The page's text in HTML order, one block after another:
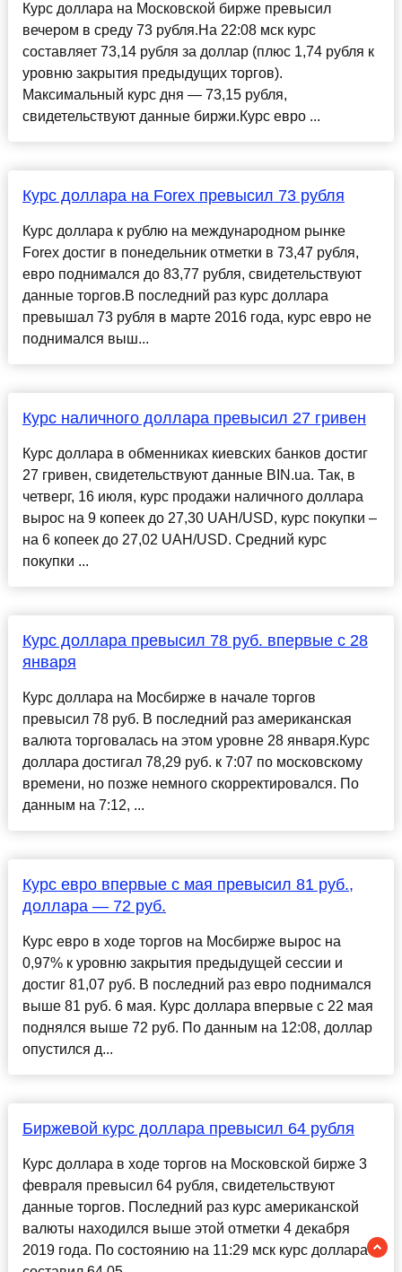
Курс доллара на Московской бирже превысил
вечером в среду 73 рубля.На 22:08 мск курс
составляет 73,14 рубля за доллар (плюс 1,74 рубля к
уровню закрытия предыдущих торгов).
Максимальный курс дня — 73,15 рубля,
свидетельствуют данные биржи.Курс евро ...
Курс доллара на Forex превысил 73 рубля
Курс доллара к рублю на международном рынке
Forex достиг в понедельник отметки в 73,47 рубля,
евро поднимался до 83,77 рубля, свидетельствуют
данные торгов.В последний раз курс доллара
превышал 73 рубля в марте 2016 года, курс евро не
поднимался выш...
Курс наличного доллара превысил 27 гривен
Курс доллара в обменниках киевских банков достиг
27 гривен, свидетельствуют данные BIN.ua. Так, в
четверг, 16 июля, курс продажи наличного доллара
вырос на 9 копеек до 27,30 UAH/USD, курс покупки –
на 6 копеек до 27,02 UAH/USD. Средний курс
покупки ...
Курс доллара превысил 78 руб. впервые с 28
января
Курс доллара на Мосбирже в начале торгов
превысил 78 руб. В последний раз американская
валюта торговалась на этом уровне 28 января.Курс
доллара достигал 78,29 руб. к 7:07 по московскому
времени, но позже немного скорректировался. По
данным на 7:12, ...
Курс евро впервые с мая превысил 81 руб.,
доллара — 72 руб.
Курс евро в ходе торгов на Мосбирже вырос на
0,97% к уровню закрытия предыдущей сессии и
достиг 81,07 руб. В последний раз евро поднимался
выше 81 руб. 6 мая. Курс доллара впервые с 22 мая
поднялся выше 72 руб. По данным на 12:08, доллар
опустился д...
Биржевой курс доллара превысил 64 рубля
Курс доллара в ходе торгов на Московской бирже 3
февраля превысил 64 рубля, свидетельствуют
данные торгов. Последний раз курс американской
валюты находился выше этой отметки 4 декабря
2019 года. По состоянию на 11:29 мск курс доллара